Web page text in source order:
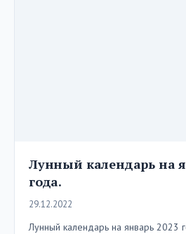
Лунный календарь на
года.
29.12.2022
Лунный календарь на январь 2023